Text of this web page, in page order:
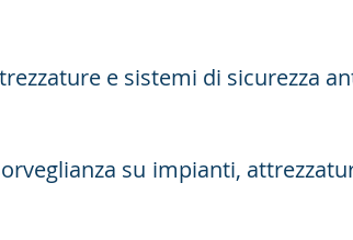
e sistemi di sicurezza
su impianti,